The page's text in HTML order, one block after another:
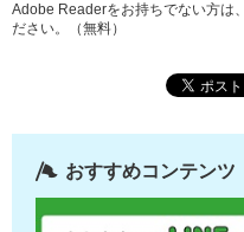
Adobe Readerをお持ちでない方は
ださい。（無料）
おすすめコンテンツ